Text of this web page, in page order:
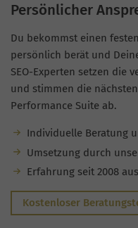
Persönlicher
Du bekommst einen
persönlich berät und
SEO-Experten setzen die
und stimmen die
Performance Suite ab.
Individuelle Beratung
Umsetzung durch
Erfahrung seit 2008
Kostenloser